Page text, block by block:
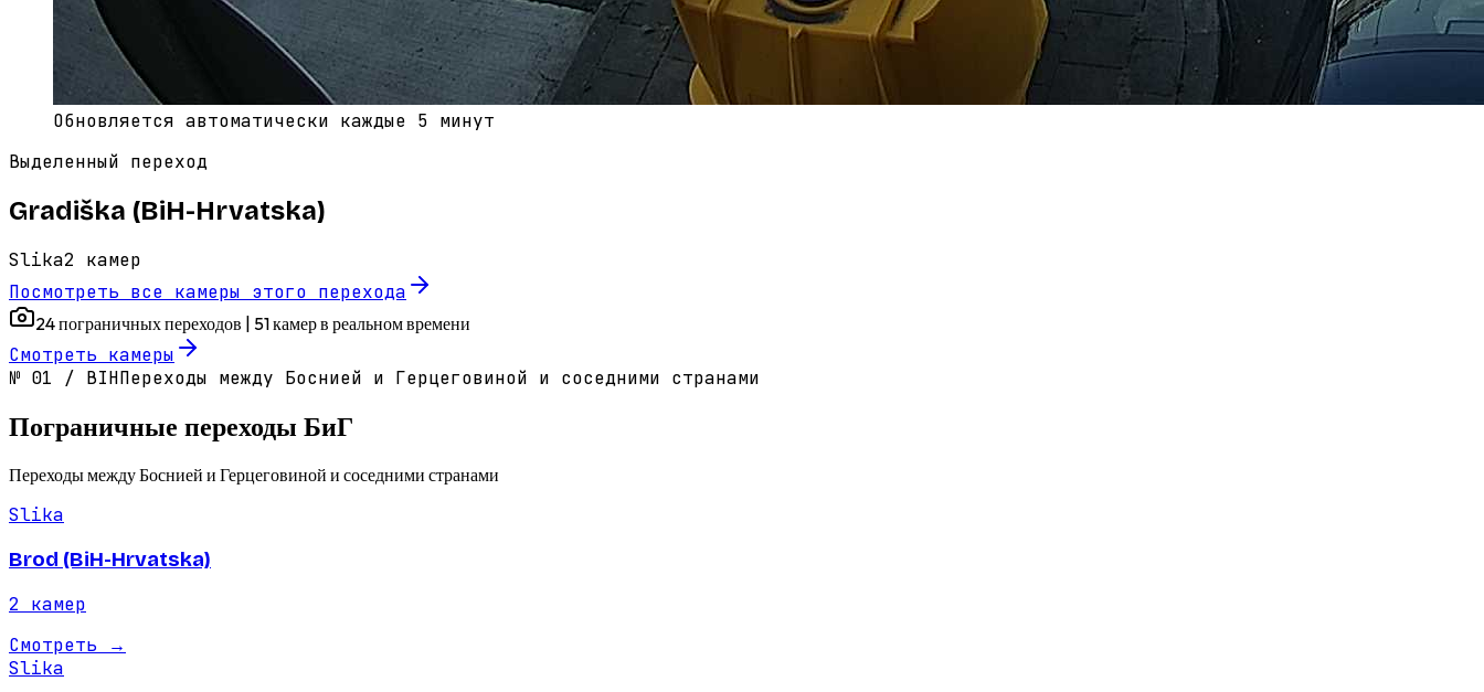
Обновляется автоматически каждые 5 минут
Выделенный переход
Gradiška (BiH-Hrvatska)
Slika2
камер
Посмотреть все камеры этого перехода
24 пограничных переходов | 51 камер в реальном времени
Смотреть камеры
№ 01 / BIHПереходы между Боснией и Герцеговиной и соседними странами
Пограничные переходы БиГ
Переходы между Боснией и Герцеговиной и соседними странами
Slika
Brod (BiH-Hrvatska)
2
камер
Смотреть →
Slika